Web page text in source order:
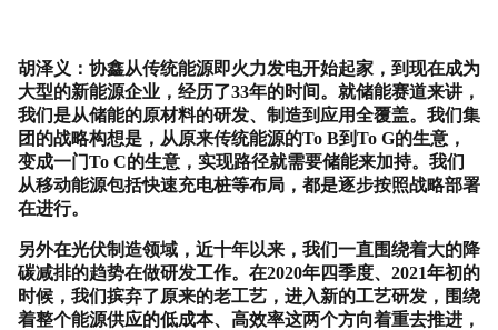
胡泽义：协鑫从传统能源即火力发电开始起家，到现在成为
大型的新能源企业，经历了33年的时间。就储能赛道来讲，
我们是从储能的原材料的研发、制造到应用全覆盖。我们集
团的战略构想是，从原来传统能源的To B到To G的生意，
变成一门To C的生意，实现路径就需要储能来加持。我们
从移动能源包括快速充电桩等布局，都是逐步按照战略部署
在进行。
另外在光伏制造领域，近十年以来，我们一直围绕着大的降
碳减排的趋势在做研发工作。在2020年四季度、 2021年初的
时候，我们摈弃了原来的老工艺，进入新的工艺研发，围绕
着整个能源供应的低成本、高效率这两个方向着重去推进，